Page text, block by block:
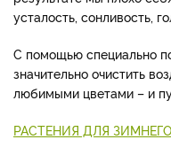
усталость, сонливость,
С помощью специально
значительно очистить
любимыми цветами – и
РАСТЕНИЯ ДЛЯ